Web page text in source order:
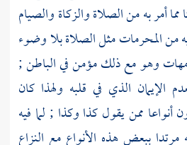
أمر به من الصلاة والزكاة والصيام
من المحرمات مثل الصلاة بلا وضوء
وهو مع ذلك مؤمن في الباطن ;
الإيمان الذي في قلبه ولهذا كان
أنواعا ممن يقول كذا وكذا ; لما فيه
ببعض هذه الأنواع مع النزاع